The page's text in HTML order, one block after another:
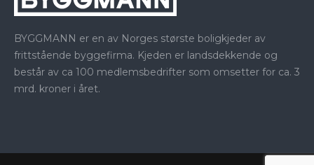
BYGGMANN er en av Norges største boligkjeder av
frittstående byggefirma. Kjeden er landsdekkende og
består av ca 100 medlemsbedrifter som omsetter for ca. 3
mrd. kroner i året.